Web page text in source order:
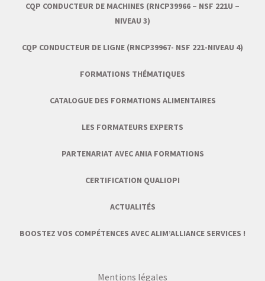
CQP CONDUCTEUR DE MACHINES (RNCP39966 – NSF 221U –
NIVEAU 3)
CQP CONDUCTEUR DE LIGNE (RNCP39967- NSF 221-NIVEAU 4)
FORMATIONS THÉMATIQUES
CATALOGUE DES FORMATIONS ALIMENTAIRES
LES FORMATEURS EXPERTS
PARTENARIAT AVEC ANIA FORMATIONS
CERTIFICATION QUALIOPI
ACTUALITÉS
BOOSTEZ VOS COMPÉTENCES AVEC ALIM’ALLIANCE SERVICES !
Mentions légales